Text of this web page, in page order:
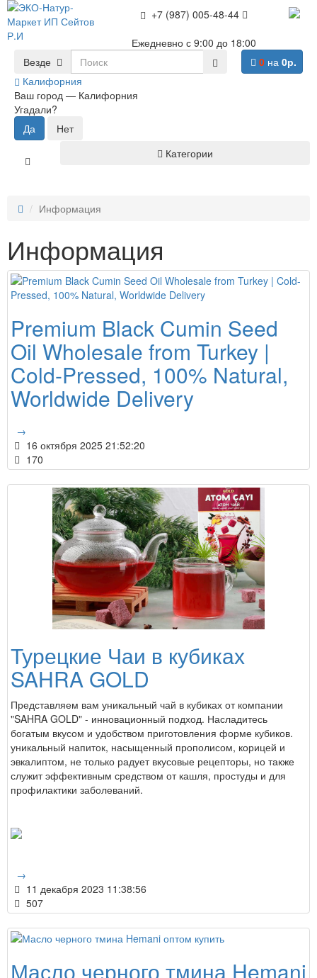
+7 (987) 005-48-44
Ежедневно с 9:00 до 18:00
Везде
Калифорния
Ваш город — Калифорния
Угадали?
0 на 0р.
Категории
Информация
Информация
Premium Black Cumin Seed
Oil Wholesale from Turkey |
Cold-Pressed, 100% Natural,
Worldwide Delivery
→
16 октября 2025 21:52:20
170
Турецкие Чаи в кубиках
SAHRA GOLD
Представляем вам уникальный чай в кубиках от компании
"SAHRA GOLD" - инновационный подход. Насладитесь
богатым вкусом и удобством приготовления форме кубиков.
уникальный напиток, насыщенный прополисом, корицей и
эвкалиптом, не только радует вкусовые рецепторы, но также
служит эффективным средством от кашля, простуды и для
профилактики заболеваний.
→
11 декабря 2023 11:38:56
507
Масло черного тмина Hemani